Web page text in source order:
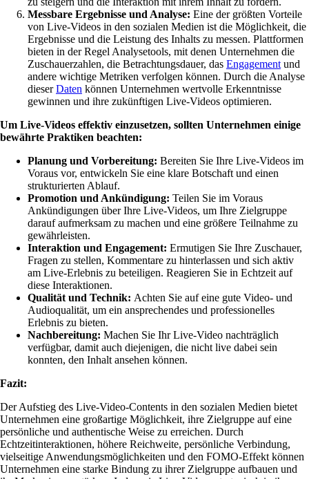
Messbare Ergebnisse und Analyse: Eine der größten Vorteile
von Live-Videos in den sozialen Medien ist die Möglichkeit, die
Ergebnisse und die Leistung des Inhalts zu messen. Plattformen
bieten in der Regel Analysetools, mit denen Unternehmen die
Zuschauerzahlen, die Betrachtungsdauer, das Engagement und
andere wichtige Metriken verfolgen können. Durch die Analyse
dieserDaten können Unternehmen wertvolle Erkenntnisse
gewinnen und ihre zukünftigen Live-Videos optimieren.
Um Live-Videos effektiv einzusetzen, sollten Unternehmen einige
bewährte Praktiken beachten:
Planung und Vorbereitung: Bereiten Sie Ihre Live-Videos im
Voraus vor, entwickeln Sie eine klare Botschaft und einen
strukturierten Ablauf.
Promotion und Ankündigung: Teilen Sie im Voraus
Ankündigungen über Ihre Live-Videos, um Ihre Zielgruppe
darauf aufmerksam zu machen und eine größere Teilnahme zu
gewährleisten.
Interaktion und Engagement: Ermutigen Sie Ihre Zuschauer,
Fragen zu stellen, Kommentare zu hinterlassen und sich aktiv
am Live-Erlebnis zu beteiligen. Reagieren Sie in Echtzeit auf
diese Interaktionen.
Qualität und Technik: Achten Sie auf eine gute Video- und
Audioqualität, um ein ansprechendes und professionelles
Erlebnis zu bieten.
Nachbereitung: Machen Sie Ihr Live-Video nachträglich
verfügbar, damit auch diejenigen, die nicht live dabei sein
konnten, den Inhalt ansehen können.
Fazit:
Der Aufstieg des Live-Video-Contents in den sozialen Medien bietet
Unternehmen eine großartige Möglichkeit, ihre Zielgruppe auf eine
persönliche und authentische Weise zu erreichen. Durch
Echtzeitinteraktionen, höhere Reichweite, persönliche Verbindung,
vielseitige Anwendungsmöglichkeiten und den FOMO-Effekt können
Unternehmen eine starke Bindung zu ihrer Zielgruppe aufbauen und